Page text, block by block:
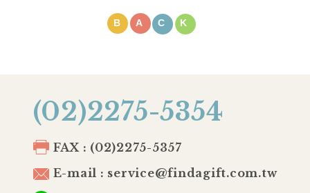
BACK
(02)2275-5354
FAX : (02)2275-5357
E-mail : service@findagift.com.tw